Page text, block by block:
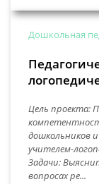
Дошкольная
Цель проекта:
дошкольников
учителем-
Задачи:
вопросах ре...